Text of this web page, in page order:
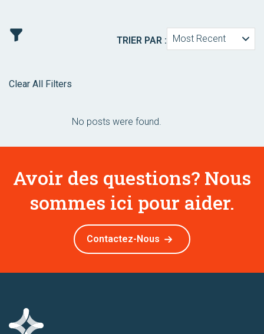
TRIER PAR : Most Recent
Clear All Filters
No posts were found.
Avoir des questions? Nous
sommes ici pour aider.
Contactez-Nous